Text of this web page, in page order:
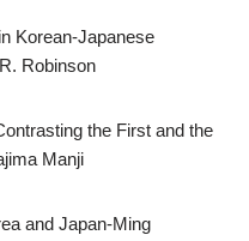
Korean-Japanese
Robinson
the First and the
Manji
and Japan-Ming